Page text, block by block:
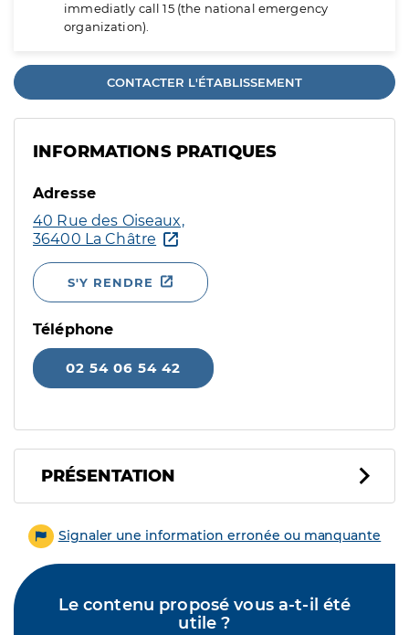
immediatly call 15 (the national emergency
organization).
CONTACTER L'ÉTABLISSEMENT
INFORMATIONS PRATIQUES
Adresse
40 Rue des Oiseaux,
36400 La Châtre
S'Y RENDRE
Téléphone
02 54 06 54 42
PRÉSENTATION
Signaler une information erronée ou manquante
Le contenu proposé vous a-t-il été
utile ?